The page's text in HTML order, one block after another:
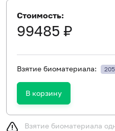
Стоимость:
99485 ₽
Взятие биоматериала:
В корзину
Взятие биоматериала